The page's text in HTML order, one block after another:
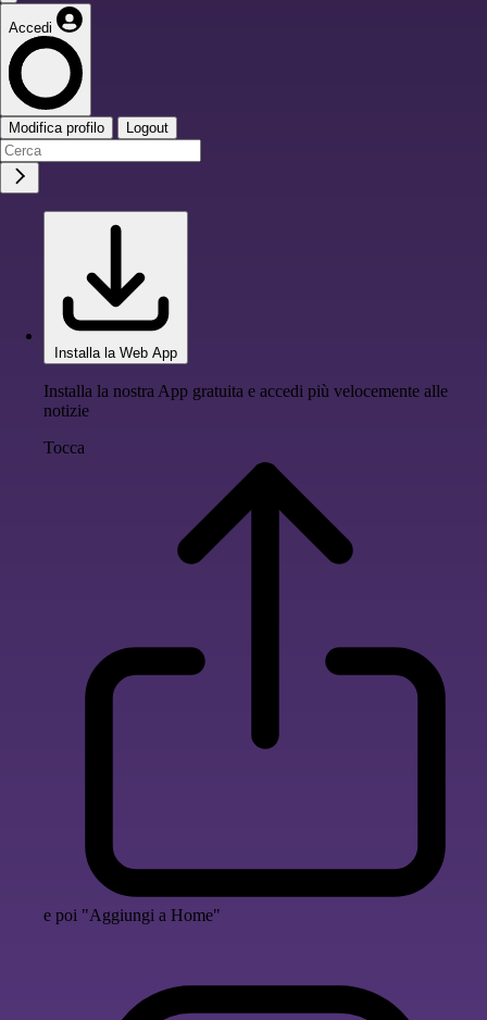
Accedi
Modifica profilo Logout
Installa la Web App
Installa la nostra App gratuita e accedi più velocemente alle
notizie
Tocca
e poi "Aggiungi a Home"